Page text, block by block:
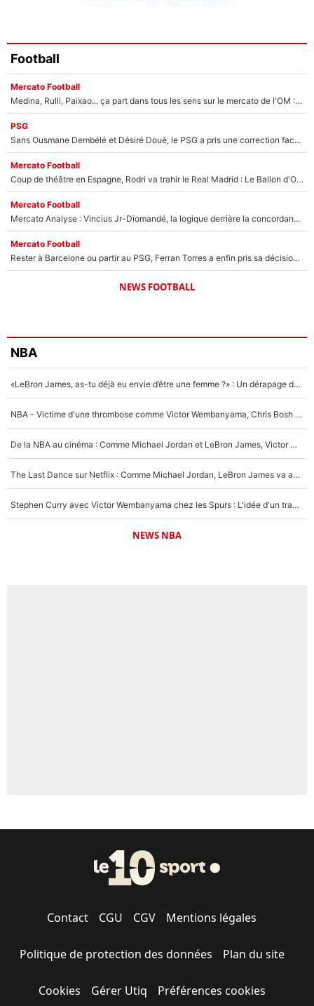
Football
Mercato Football
Medina, Rulli, Paixao... ça part dans tous les sens sur le mercato de l'OM : Frank McCourt va enfin récupérer l'argent qu'il attend ?
PSG
Sans Ousmane Dembélé et Désiré Doué, le PSG a pris une correction face à Majorque : Luis Enrique attend avec impatience des renforts !
Mercato Football
Coup de théâtre en Espagne, Rodri va trahir le Real Madrid : Le Ballon d'Or a choisi de signer au FC Barcelone !
Mercato Football
Mercato Analyse : Vincius Jr-Diomandé, la logique derrière la concordance des temps
Mercato Football
Rester à Barcelone ou partir au PSG, Ferran Torres a enfin pris sa décision : La course contre la montre est lancée !
NEWS FOOTBALL
NBA
«LeBron James, as-tu déjà eu envie d’être une femme ?» : Un dérapage de Donald Trump sur la superstar de la NBA refait surface
NBA - Victime d'une thrombose comme Victor Wembanyama, Chris Bosh prévient le Français des risques sur sa santé : «J’ai failli mourir sur le coup et j’ai été ramené à la vie»
De la NBA au cinéma : Comme Michael Jordan et LeBron James, Victor Wembanyama rêve d'une carrière d'acteur !
The Last Dance sur Netflix : Comme Michael Jordan, LeBron James va avoir le droit à sa série !
Stephen Curry avec Victor Wembanyama chez les Spurs : L'idée d'un trade historique est lancée en NBA !
NEWS NBA
Contact CGU CGV Mentions légales
Politique de protection des données Plan du site
Cookies Gérer Utiq Préférences cookies